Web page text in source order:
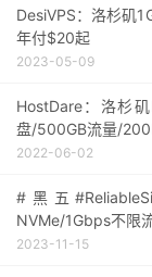
DesiVPS：洛杉矶
年付$20起
2023-05-09
HostDare：洛杉
盘/500GB流量/
2022-06-02
#黑五
NVMe/1Gbps不限
2023-11-15